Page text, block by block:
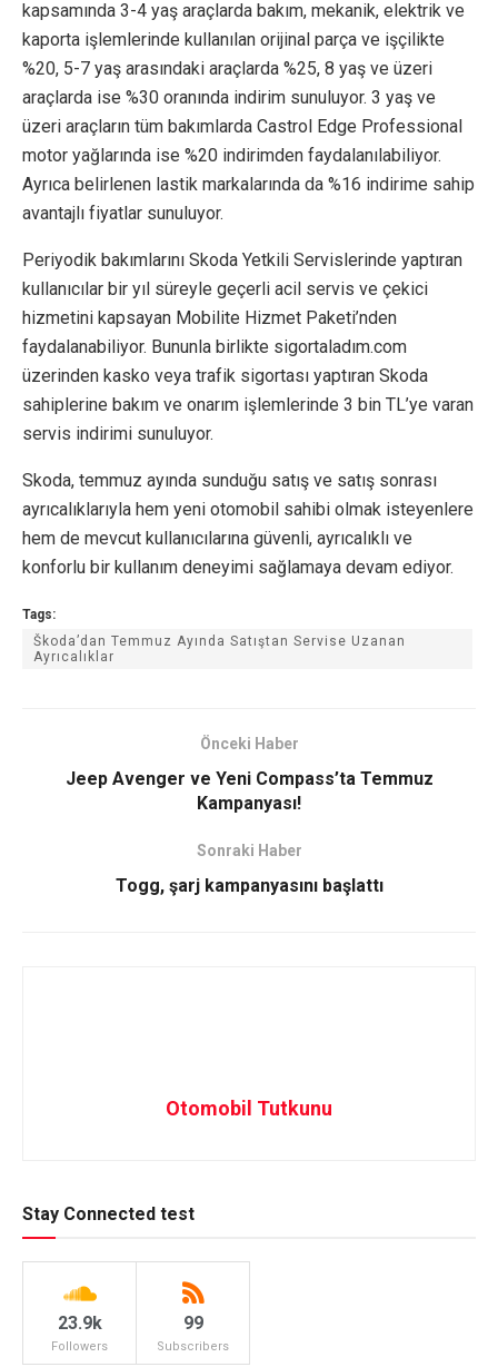
kapsamında 3-4 yaş araçlarda bakım, mekanik, elektrik ve
kaporta işlemlerinde kullanılan orijinal parça ve işçilikte
%20, 5-7 yaş arasındaki araçlarda %25, 8 yaş ve üzeri
araçlarda ise %30 oranında indirim sunuluyor. 3 yaş ve
üzeri araçların tüm bakımlarda Castrol Edge Professional
motor yağlarında ise %20 indirimden faydalanılabiliyor.
Ayrıca belirlenen lastik markalarında da %16 indirime sahip
avantajlı fiyatlar sunuluyor.
Periyodik bakımlarını Skoda Yetkili Servislerinde yaptıran
kullanıcılar bir yıl süreyle geçerli acil servis ve çekici
hizmetini kapsayan Mobilite Hizmet Paketi’nden
faydalanabiliyor. Bununla birlikte sigortaladım.com
üzerinden kasko veya trafik sigortası yaptıran Skoda
sahiplerine bakım ve onarım işlemlerinde 3 bin TL’ye varan
servis indirimi sunuluyor.
Skoda, temmuz ayında sunduğu satış ve satış sonrası
ayrıcalıklarıyla hem yeni otomobil sahibi olmak isteyenlere
hem de mevcut kullanıcılarına güvenli, ayrıcalıklı ve
konforlu bir kullanım deneyimi sağlamaya devam ediyor.
Tags:
Škoda’dan Temmuz Ayında Satıştan Servise Uzanan
Ayrıcalıklar
Önceki Haber
Jeep Avenger ve Yeni Compass’ta Temmuz
Kampanyası!
Sonraki Haber
Togg, şarj kampanyasını başlattı
Otomobil Tutkunu
Stay Connected test
23.9k
Followers
99
Subscribers